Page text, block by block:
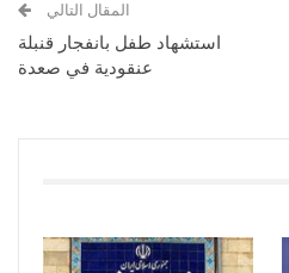
المقال التالي
استشهاد طفل بانفجار قنبلة
عنقودية في صعدة